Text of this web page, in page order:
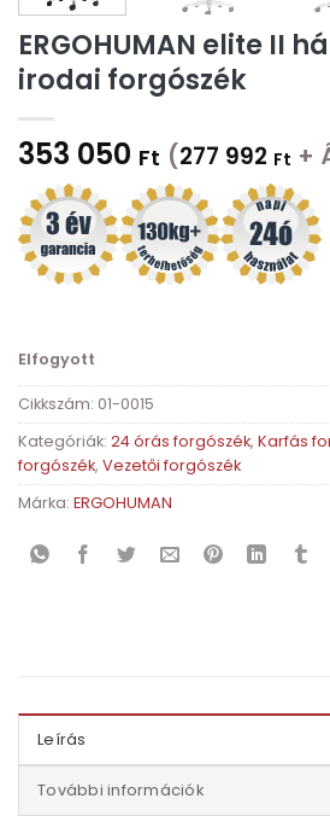
ERGOHUMAN elite II
irodai forgószék
353 050 Ft (277 992 Ft +
Elfogyott
Cikkszám: 01-0015
Kategóriák: 24 órás forgószék, Karfás
forgószék, Vezetői forgószék
Márka: ERGOHUMAN
Leírás
További információk